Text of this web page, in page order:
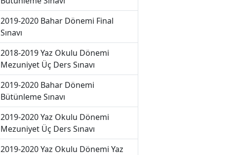
2019-2020 Bahar Dönemi Final
Sınavı
2018-2019 Yaz Okulu Dönemi
Mezuniyet Üç Ders Sınavı
2019-2020 Bahar Dönemi
Bütünleme Sınavı
2019-2020 Yaz Okulu Dönemi
Mezuniyet Üç Ders Sınavı
2019-2020 Yaz Okulu Dönemi Yaz